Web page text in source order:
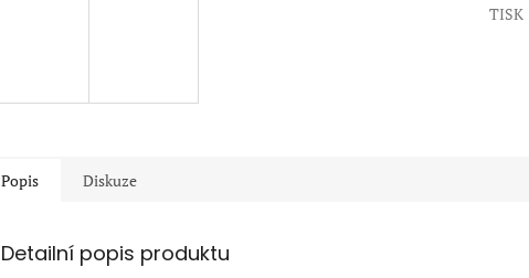
TISK
Popis Diskuze
Detailní popis produktu